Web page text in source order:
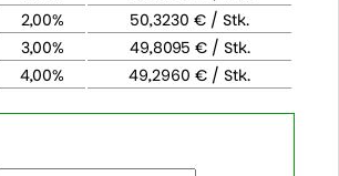
2,00%
50,3230 € / Stk.
3,00%
49,8095 € / Stk.
4,00% 49,2960 € / Stk.